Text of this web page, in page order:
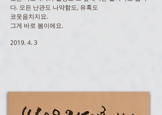
다. 모든 난관도 나약함도, 유혹도
코웃음치지요.
그게 바로 봄이에요.
2019. 4. 3